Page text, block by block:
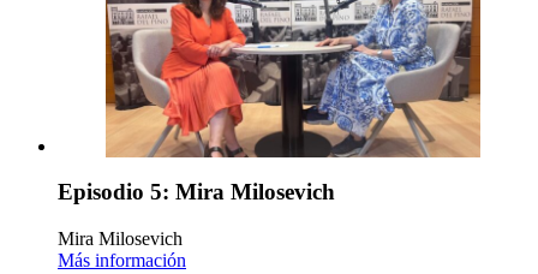
Episodio 5: Mira Milosevich
Mira Milosevich
Más información